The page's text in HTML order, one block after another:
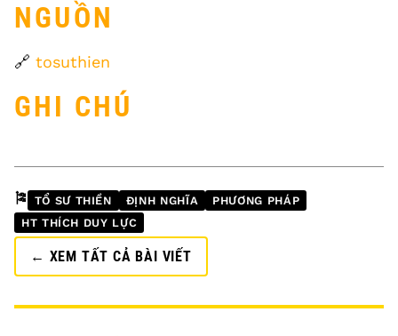
NGUỒN
🔗 tosuthien
GHI CHÚ
🎏 TỔ SƯ THIỀN ĐỊNH NGHĨA
PHƯƠNG PHÁP
HT THÍCH DUY LỰC
← XEM TẤT CẢ BÀI VIẾT